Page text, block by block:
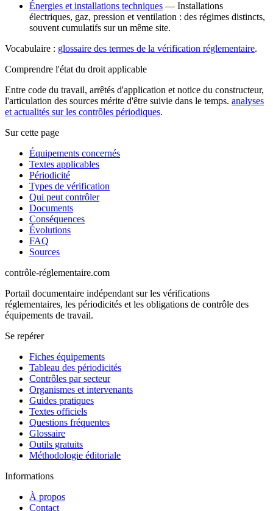
Énergies et installations techniques — Installations
électriques, gaz, pression et ventilation : des régimes distincts,
souvent cumulatifs sur un même site.
Vocabulaire : glossaire des termes de la vérification réglementaire.
Comprendre l'état du droit applicable
Entre code du travail, arrêtés d'application et notice du constructeur,
l'articulation des sources mérite d'être suivie dans le temps. analyses
et actualités sur les contrôles périodiques.
Sur cette page
Équipements concernés
Textes applicables
Périodicité
Types de vérification
Qui peut contrôler
Documents
Conséquences
Évolutions
FAQ
Sources
contrôle-réglementaire.com
Portail documentaire indépendant sur les vérifications
réglementaires, les périodicités et les obligations de contrôle des
équipements de travail.
Se repérer
Fiches équipements
Tableau des périodicités
Contrôles par secteur
Organismes et intervenants
Guides pratiques
Textes officiels
Questions fréquentes
Glossaire
Outils gratuits
Méthodologie éditoriale
Informations
À propos
Contact